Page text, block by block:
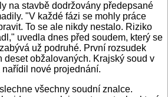
na stavbě dodržovány předepsané
"V každé fázi se mohly práce
To se ale nikdy nestalo. Riziko
uvedla dnes před soudem, který se
už podruhé. První rozsudek
deset obžalovaných. Krajský soud v
nové projednání.
všechny soudní znalce.